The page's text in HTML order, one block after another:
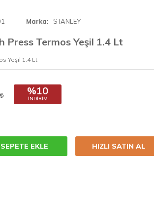
Marka STANLEY
Press Termos Yeşil 1.4 Lt
Yeşil 1.4 Lt
%10
İNDIRIM
SEPETE EKLE HIZLI SATIN AL